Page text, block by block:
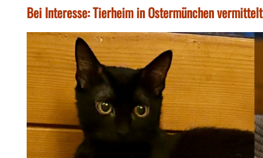
Bei Interesse: Tierheim in Ostermünchen vermittelt